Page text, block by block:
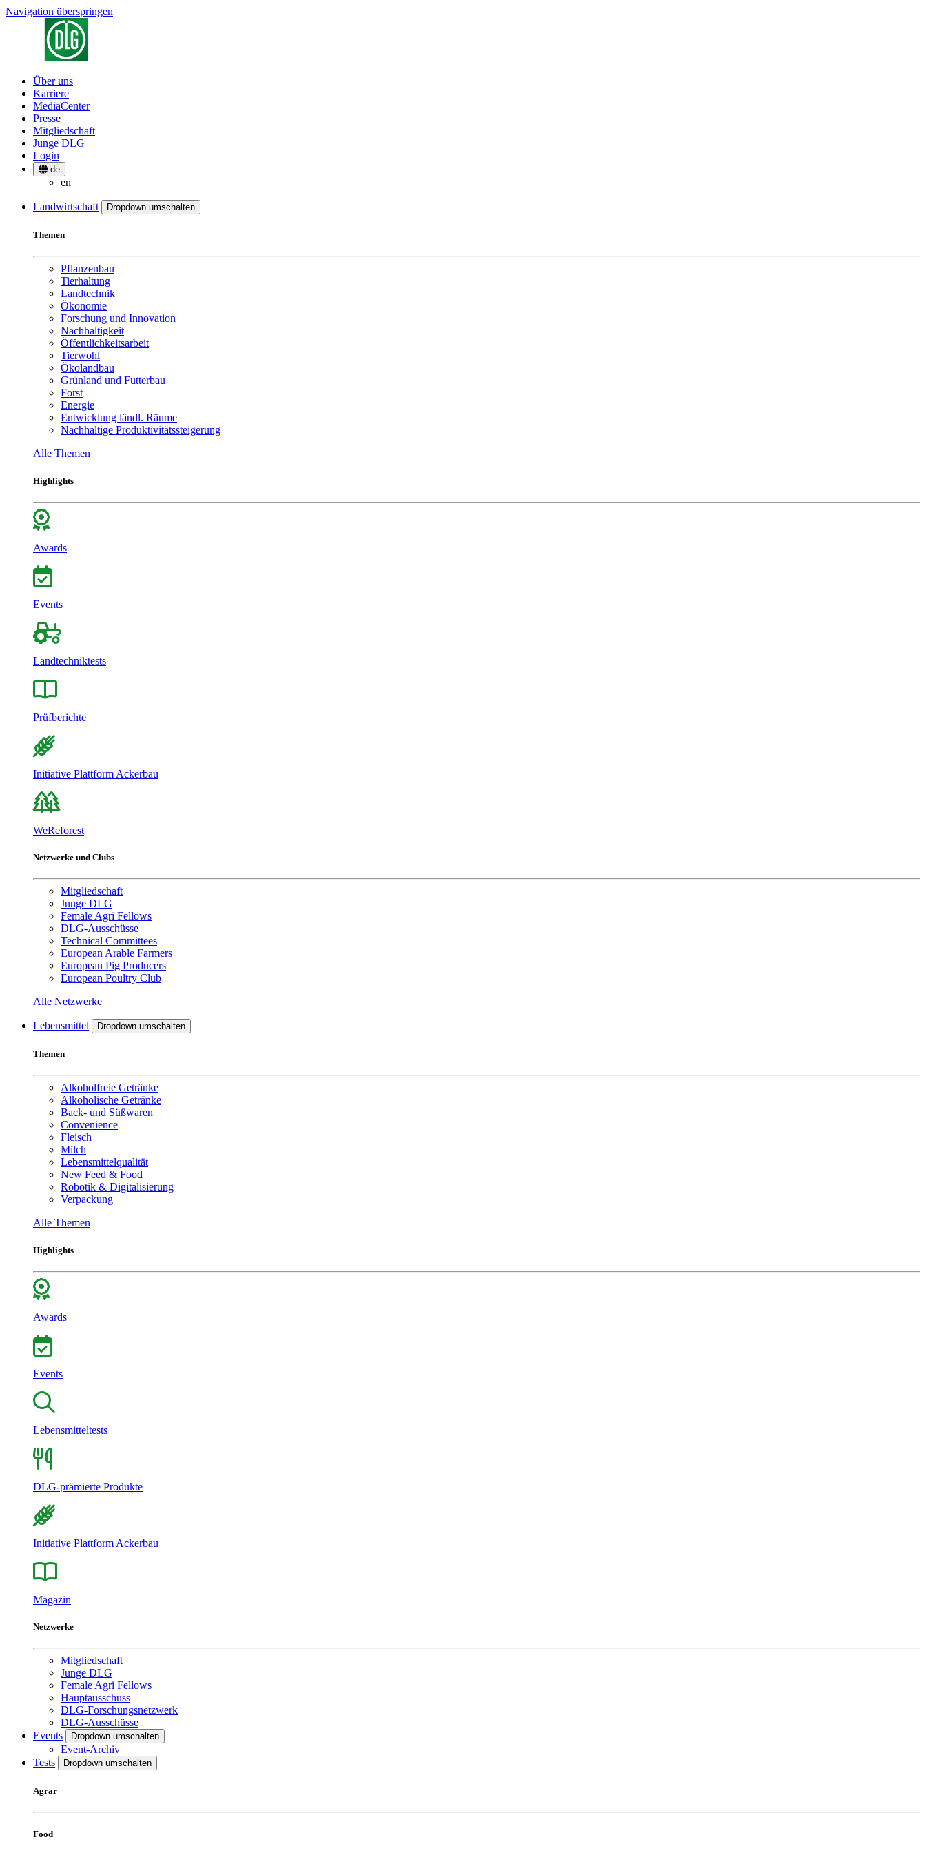
Navigation überspringen
Über uns
Karriere
MediaCenter
Presse
Mitgliedschaft
Junge DLG
Login
de
en
Landwirtschaft Dropdown umschalten
Themen
Pflanzenbau
Tierhaltung
Landtechnik
Ökonomie
Forschung und Innovation
Nachhaltigkeit
Öffentlichkeitsarbeit
Tierwohl
Ökolandbau
Grünland und Futterbau
Forst
Energie
Entwicklung ländl. Räume
Nachhaltige Produktivitätssteigerung
Alle Themen
Highlights
Awards
Events
Landtechniktests
Prüfberichte
Initiative Plattform Ackerbau
WeReforest
Netzwerke und Clubs
Mitgliedschaft
Junge DLG
Female Agri Fellows
DLG-Ausschüsse
Technical Committees
European Arable Farmers
European Pig Producers
European Poultry Club
Alle Netzwerke
Lebensmittel Dropdown umschalten
Themen
Alkoholfreie Getränke
Alkoholische Getränke
Back- und Süßwaren
Convenience
Fleisch
Milch
Lebensmittelqualität
New Feed & Food
Robotik & Digitalisierung
Verpackung
Alle Themen
Highlights
Awards
Events
Lebensmitteltests
DLG-prämierte Produkte
Initiative Plattform Ackerbau
Magazin
Netzwerke
Mitgliedschaft
Junge DLG
Female Agri Fellows
Hauptausschuss
DLG-Forschungsnetzwerk
DLG-Ausschüsse
Events
Dropdown umschalten
Event-Archiv
Tests
Dropdown umschalten
Agrar
Food